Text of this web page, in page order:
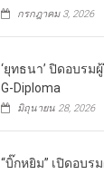
กรกฎาคม 3, 2026
‘ยุทธนา’ ปิดอบร
G-Diploma
มิถุนายน 28, 2026
“บิ๊กหยิม” เปิดอบ